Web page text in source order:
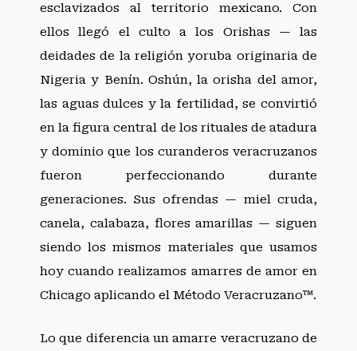
esclavizados al territorio mexicano. Con
ellos llegó el culto a los Orishas — las
deidades de la religión yoruba originaria de
Nigeria y Benín. Oshún, la orisha del amor,
las aguas dulces y la fertilidad, se convirtió
en la figura central de los rituales de atadura
y dominio que los curanderos veracruzanos
fueron perfeccionando durante
generaciones. Sus ofrendas — miel cruda,
canela, calabaza, flores amarillas — siguen
siendo los mismos materiales que usamos
hoy cuando realizamos amarres de amor en
Chicago aplicando el Método Veracruzano™.
Lo que diferencia un amarre veracruzano de